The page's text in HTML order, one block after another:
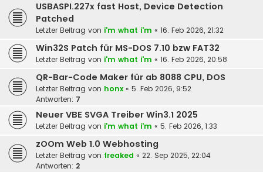
USBASPI.227x fast Host, Device Detection
Patched
Letzter Beitrag von i'm what i'm « 16. Feb 2026, 21:32
Win32S Patch für MS-DOS 7.10 bzw FAT32
Letzter Beitrag von i'm what i'm « 16. Feb 2026, 20:58
QR-Bar-Code Maker für ab 8088 CPU, DOS
Letzter Beitrag von honx « 5. Feb 2026, 9:52
Antworten: 7
Neuer VBE SVGA Treiber Win3.1 2025
Letzter Beitrag von i'm what i'm « 5. Feb 2026, 1:33
zOOm Web 1.0 Webhosting
Letzter Beitrag von freaked « 22. Sep 2025, 22:04
Antworten: 2